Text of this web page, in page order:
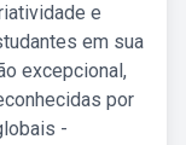
e
em sua
excepcional,
por
-